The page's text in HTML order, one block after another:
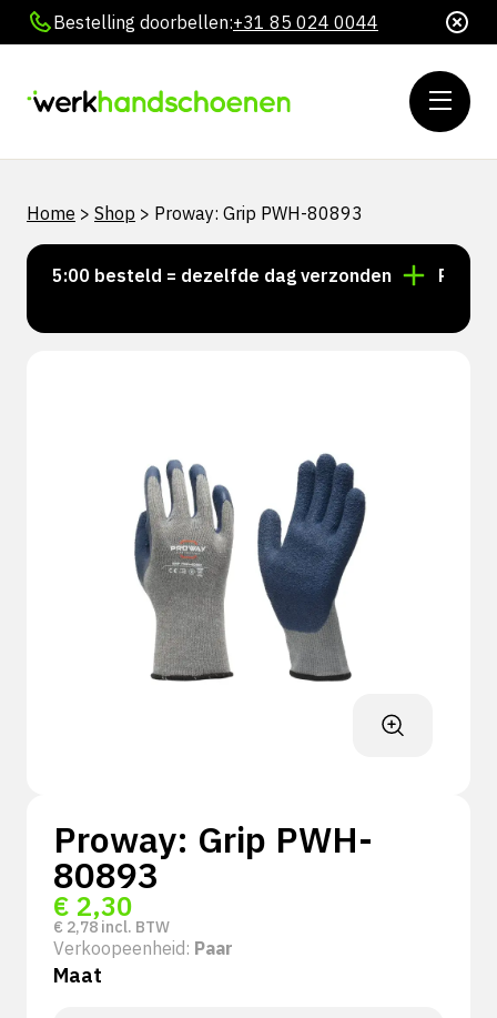
Bestelling doorbellen:+31 85 024 0044
Home > Shop > Proway: Grip PWH-80893
15:00 besteld = dezelfde dag verzonden
Proway: Grip PWH-
80893
€ 2,30
€ 2,78 incl. BTW
Verkoopeenheid: Paar
Maat